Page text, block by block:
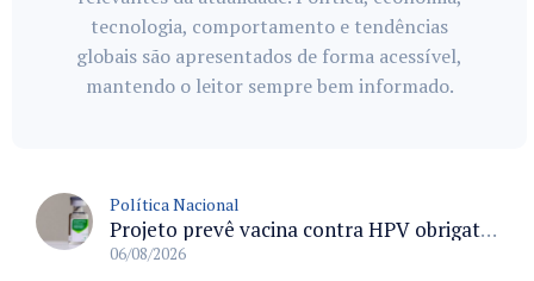
tecnologia, comportamento e tendências
globais são apresentados de forma acessível,
mantendo o leitor sempre bem informado.
Política Nacional
Projeto prevê vacina contra HPV obrigatória e testes moleculares para rastreamento do câncer do colo do útero
06/08/2026